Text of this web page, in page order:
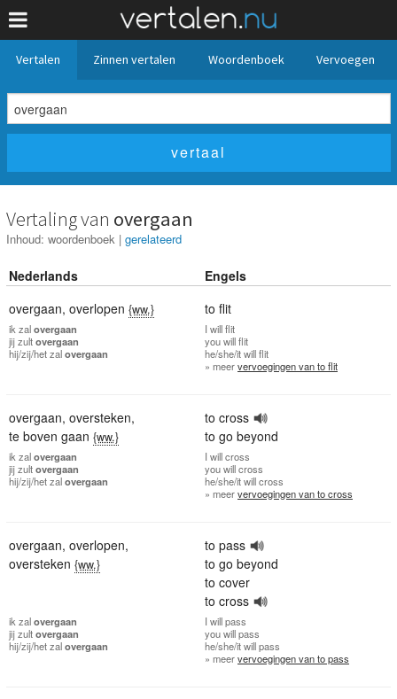
Vertalen Zinnen vertalen Woordenboek Vervoegen
Vertaling van overgaan
Inhoud: woordenboek | gerelateerd
Nederlands
Engels
overgaan, overlopen {ww.} to flit
ik zalovergaan
jijzultovergaan
hij/zij/hetzalovergaan
I will flit
youwill flit
he/she/itwill flit
» meervervoegingen van to flit
overgaan, oversteken,
te boven gaan {ww.}
to cross
to go beyond
ik zalovergaan
jijzultovergaan
hij/zij/hetzalovergaan
I will cross
youwill cross
he/she/itwill cross
» meervervoegingen van to cross
overgaan, overlopen,
oversteken {ww.}
to pass
to go beyond
to cover
to cross
ik zalovergaan
jijzultovergaan
hij/zij/hetzalovergaan
I will pass
youwill pass
he/she/itwill pass
» meervervoegingen van to pass